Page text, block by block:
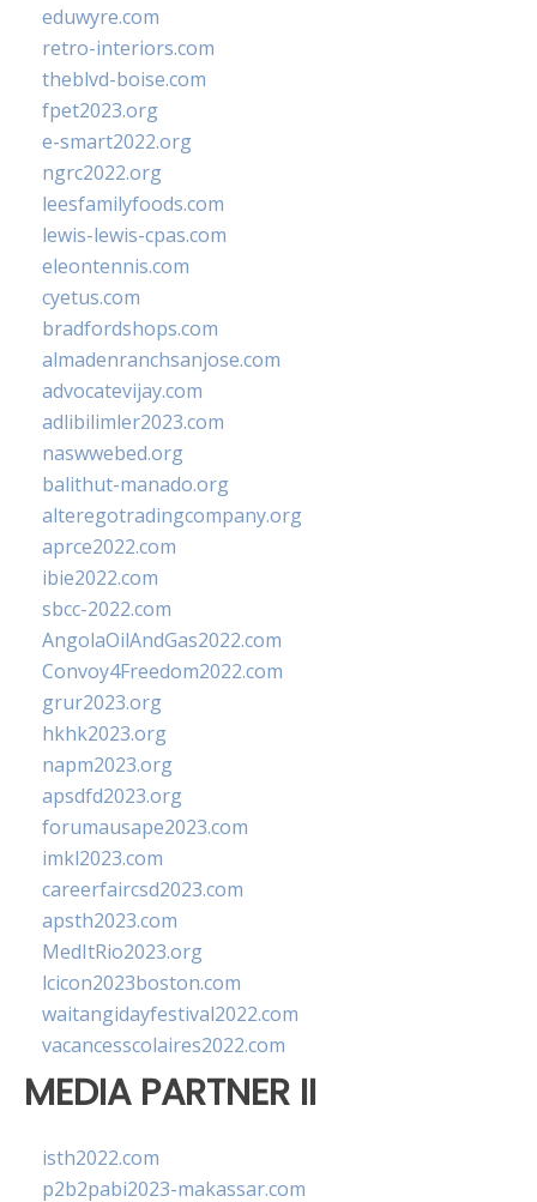
eduwyre.com
retro-interiors.com
theblvd-boise.com
fpet2023.org
e-smart2022.org
ngrc2022.org
leesfamilyfoods.com
lewis-lewis-cpas.com
eleontennis.com
cyetus.com
bradfordshops.com
almadenranchsanjose.com
advocatevijay.com
adlibilimler2023.com
naswwebed.org
balithut-manado.org
alteregotradingcompany.org
aprce2022.com
ibie2022.com
sbcc-2022.com
AngolaOilAndGas2022.com
Convoy4Freedom2022.com
grur2023.org
hkhk2023.org
napm2023.org
apsdfd2023.org
forumausape2023.com
imkl2023.com
careerfaircsd2023.com
apsth2023.com
MedItRio2023.org
lcicon2023boston.com
waitangidayfestival2022.com
vacancesscolaires2022.com
MEDIA PARTNER II
isth2022.com
p2b2pabi2023-makassar.com